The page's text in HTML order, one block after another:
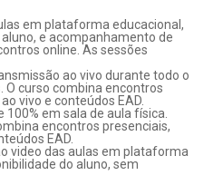
em plataforma educacional,
e acompanhamento de
online. As sessões
ao vivo durante todo o
O curso combina encontros
vivo e conteúdos EAD.
100% em sala de aula física.
encontros presenciais,
EAD.
video das aulas em plataforma
do aluno, sem